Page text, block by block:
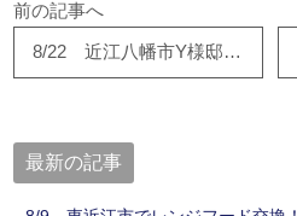
前の記事へ
8/22 近江八幡市Y様邸工事が終盤に！
最新の記事